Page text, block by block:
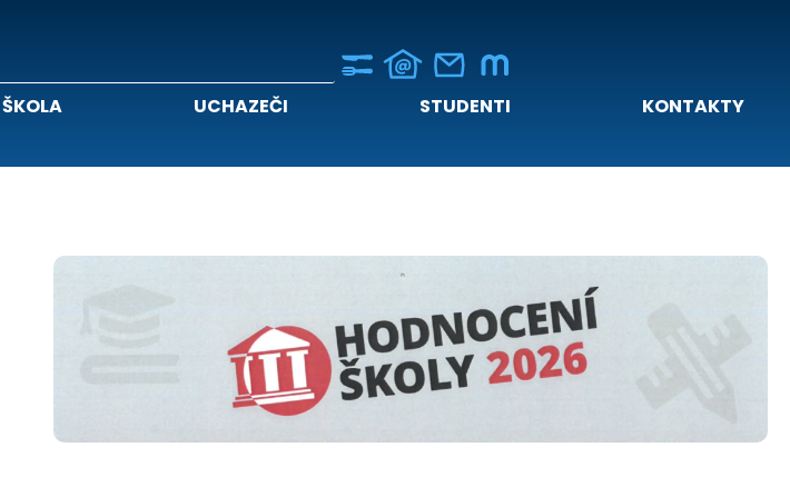
ŠKOLA UCHAZEČI STUDENTI KONTAKTY